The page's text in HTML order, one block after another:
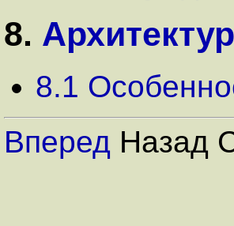
8.
8.1
Вперед Назад